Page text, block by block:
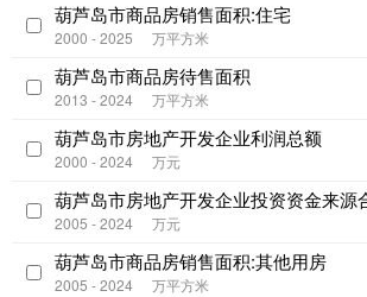
葫芦岛市商品房销售面积:住宅
2000 - 2025 万平方米
葫芦岛市商品房待售面积
2013 - 2024 万平方米
葫芦岛市房地产开发企业利润总额
2000 - 2024 万元
葫芦岛市房地产开发企业投资资金来源
2005 - 2024 万元
葫芦岛市商品房销售面积:其他用房
2005 - 2024 万平方米